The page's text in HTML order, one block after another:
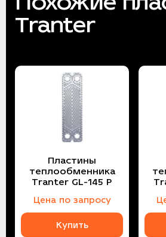
Tranter
Пластины
теплообменника
Tranter GL-145 P
Цена по запросу
Купить